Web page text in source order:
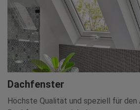
Dachfenster
Höchste Qualität und speziell für